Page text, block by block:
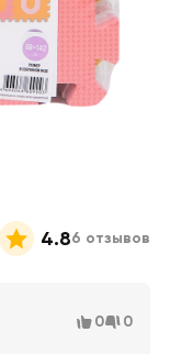
4.86 отзывов
0 0